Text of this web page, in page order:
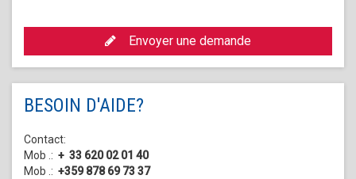
Envoyer une demande
BESOIN D'AIDE?
Contact:
Mob .: + 33 620 02 01 40
Mob .: +359 878 69 73 37